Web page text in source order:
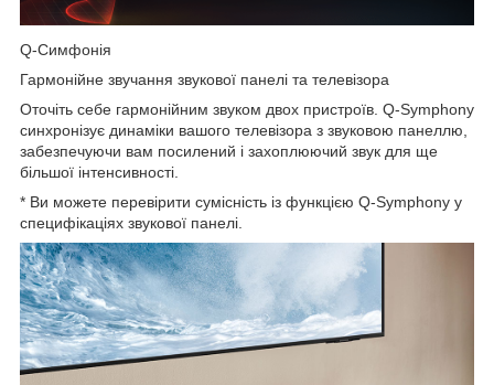
Q-Симфонія
Гармонійне звучання звукової панелі та телевізора
Оточіть себе гармонійним звуком двох пристроїв. Q-Symphony
синхронізує динаміки вашого телевізора з звуковою панеллю,
забезпечуючи вам посилений і захоплюючий звук для ще
більшої інтенсивності.
* Ви можете перевірити сумісність із функцією Q-Symphony у
специфікаціях звукової панелі.